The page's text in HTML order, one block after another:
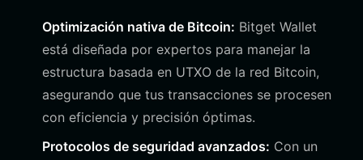
Optimización nativa de Bitcoin: Bitget Wallet
está diseñada por expertos para manejar la
estructura basada en UTXO de la red Bitcoin,
asegurando que tus transacciones se procesen
con eficiencia y precisión óptimas.
Protocolos de seguridad avanzados: Con un